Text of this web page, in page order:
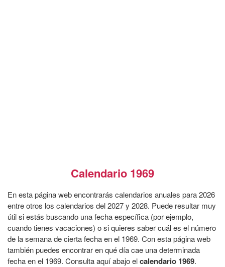
Calendario 1969
En esta página web encontrarás calendarios anuales para 2026
entre otros los calendarios del 2027 y 2028. Puede resultar muy
útil si estás buscando una fecha específica (por ejemplo,
cuando tienes vacaciones) o si quieres saber cuál es el número
de la semana de cierta fecha en el 1969. Con esta página web
también puedes encontrar en qué día cae una determinada
fecha en el 1969. Consulta aquí abajo elcalendario 1969.